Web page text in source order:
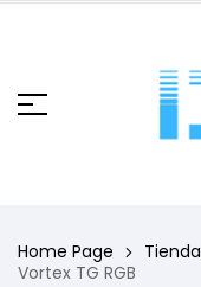
Home Page Tienda
Vortex TG RGB